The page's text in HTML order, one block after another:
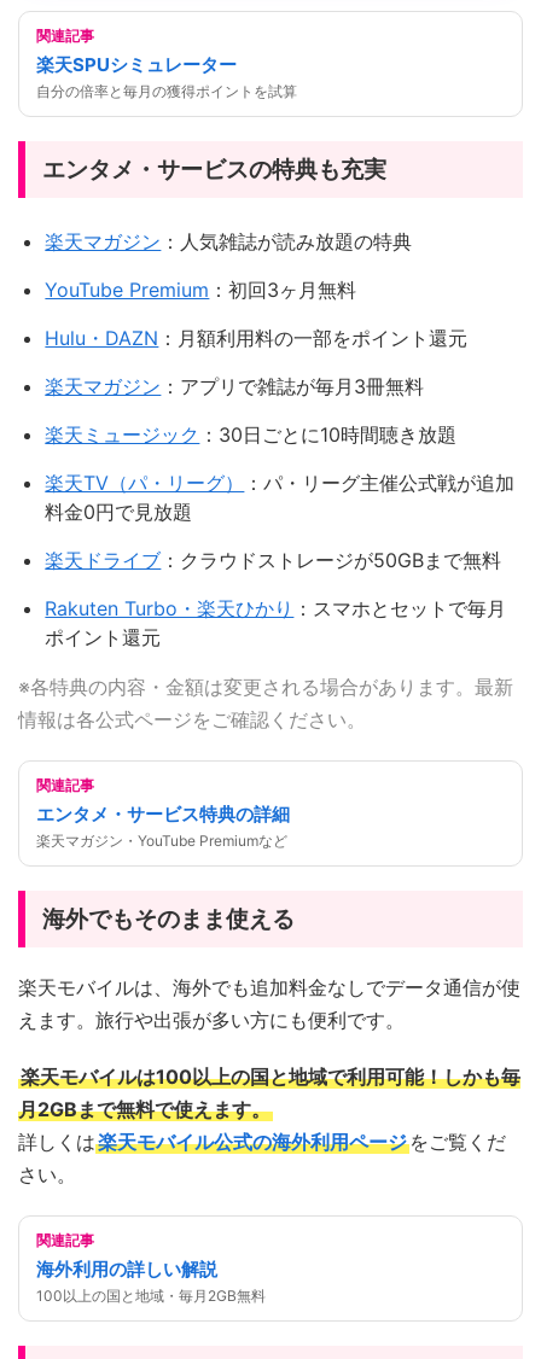
関連記事
楽天SPUシミュレーター
自分の倍率と毎月の獲得ポイントを試算
エンタメ・サービスの特典も充実
楽天マガジン ：人気雑誌が読み放題の特典
YouTube Premium ：初回3ヶ月無料
Hulu・DAZN ：月額利用料の一部をポイント還元
楽天マガジン ：アプリで雑誌が毎月3冊無料
楽天ミュージック ：30日ごとに10時間聴き放題
楽天TV（パ・リーグ）
：パ・リーグ主催公式戦が追加
料金0円で見放題
楽天ドライブ ：クラウドストレージが50GBまで無料
Rakuten Turbo・楽天ひかり ：スマホとセットで毎月
ポイント還元
※各特典の内容・金額は変更される場合があります。最新
情報は各公式ページをご確認ください。
関連記事
エンタメ・サービス特典の詳細
楽天マガジン・YouTube Premiumなど
海外でもそのまま使える
楽天モバイルは、海外でも追加料金なしでデータ通信が使
えます。旅行や出張が多い方にも便利です。
楽天モバイルは100以上の国と地域で利用可能！しかも毎
月2GBまで無料で使えます。
詳しくは楽天モバイル公式の海外利用ページ をご覧くだ
さい。
関連記事
海外利用の詳しい解説
100以上の国と地域・毎月2GB無料